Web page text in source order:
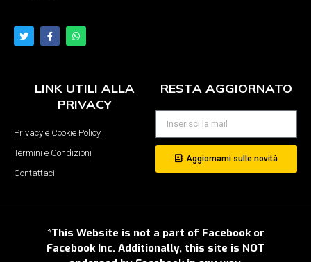
LINK UTILI ALLA
PRIVACY
Privacy e Cookie Policy
Termini e Condizioni
Contattaci
RESTA AGGIORNATO
Aggiornami sulle novità
*This Website is not a part of Facebook or
Facebook Inc. Additionally, this site is NOT